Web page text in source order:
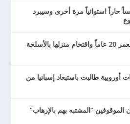
حاراً استوائياً مرة أخرى وسيبرد
اختطاف امرأة تبلغ من العمر 20 عاماً واقتحام منزلها بالأسلحة
أوروبية طالبت باستبعاد إسبانيا من
الموقوفين “المشتبه بهم بالإرهاب”